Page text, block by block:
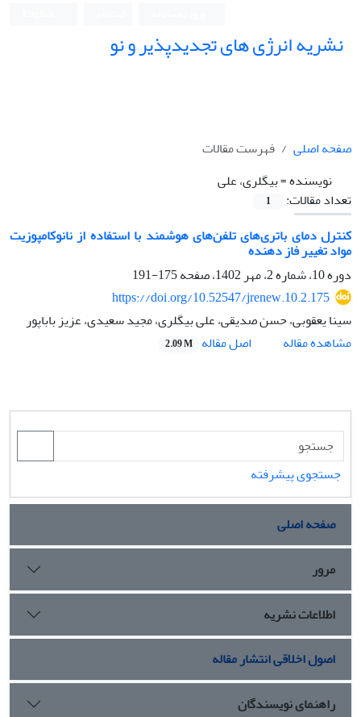
نشریه انرژی های تجدیدپذیر و نو
صفحه اصلی
فهرست مقالات
نویسنده =بیگلری، علی
تعداد مقالات:
1
کنترل دمای باتری‌های تلفن‌های هوشمند با استفاده از نانوکامپوزیت
مواد تغییر فاز دهنده
دوره 10، شماره 2، مهر 1402، صفحه
175-191
https://doi.org/10.52547/jrenew.10.2.175
سینا یعقوبی، حسن صدیقی، علی بیگلری، مجید سعیدی، عزیز باباپور
مشاهده مقاله
اصل مقاله 2.09 M
جستجوی پیشرفته
صفحه اصلی
مرور
اطلاعات نشریه
اصول اخلاقی انتشار مقاله
راهنمای نویسندگان